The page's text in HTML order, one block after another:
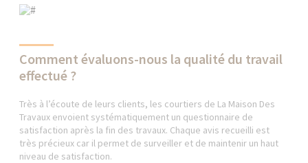
Comment évaluons-nous la qualité du travail
effectué ?
Très à l’écoute de leurs clients, les courtiers de La Maison Des
Travaux envoient systématiquement un questionnaire de
satisfaction après la fin des travaux. Chaque avis recueilli est
très précieux car il permet de surveiller et de maintenir un haut
niveau de satisfaction.